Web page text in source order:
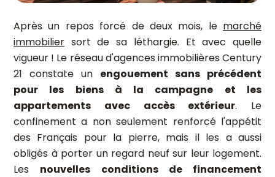
Après un repos forcé de deux mois, le marché
immobilier sort de sa léthargie. Etavec quelle
vigueur ! Le réseau d'agences immobilières Century
21 constate un engouement sans précédent
pour les biens à la campagne et les
appartements avec accès extérieur. Le
confinement a non seulement renforcé l'appétit
des Français pour la pierre, mais il les a aussi
obligés à porter un regard neuf sur leur logement.
Les nouvelles conditions de financement